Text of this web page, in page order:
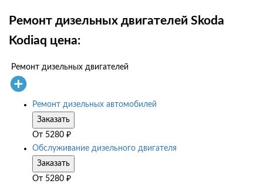
Ремонт дизельных двигателей Skoda
Kodiaq цена:
Ремонт дизельных двигателей
Ремонт дизельных автомобилей
Заказать
От 5280 ₽
Обслуживание дизельного двигателя
Заказать
От 5280 ₽